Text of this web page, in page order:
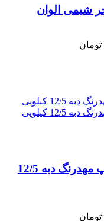
رنگ نیم پلاستیک سفید مات ساتراپ مهدرنگ دبه 12/5